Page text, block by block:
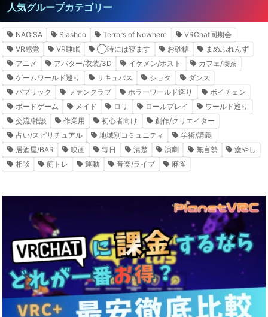
人気グループカテゴリー
NAGiSA Slashco Terrors of Nowhere
VRChat同期会
VR感覚
VR睡眠 ◯時には寝ます お砂糖
まめふれんず
アニメ
アバター/衣装/3D イケメン/ホスト
カフェ/喫茶
ゲームワールド巡り
サキュバス ショタ
ダンス
パブリック
ファンクラブ ホラーワールド巡り
ボイチェン
ボードゲーム
メイド ロリ ロールプレイ
ワールド巡り
交流/雑談
作業用 初心者向け
創作/クリエイター
占い/スピリチュアル
地域別コミュニティ
学術/講義
居酒屋/BAR
映画 毎日 清楚 演劇 無言勢
癒やし
相談
筋トレ 運動 音楽/ライブ 麻雀